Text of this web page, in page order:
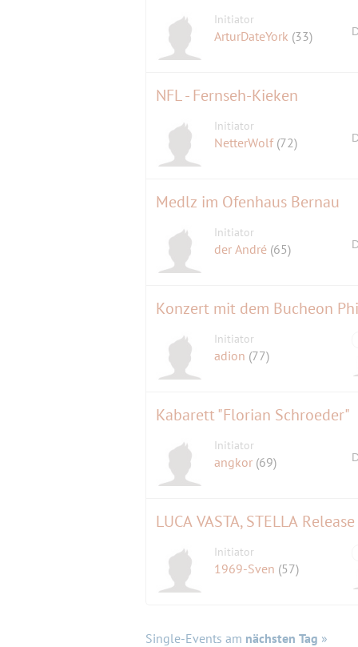
Initiator
ArturDateYork (33)
NFL - Fernseh-Kieken
Initiator
NetterWolf (72)
Medlz im Ofenhaus Bernau
Initiator
der André (65)
Konzert mit dem Bucheon
Initiator
adion (77)
Kabarett "Florian Schroeder"
Initiator
angkor (69)
LUCA VASTA, STELLA
Initiator
1969-Sven (57)
Single-Events am nächsten Tag »